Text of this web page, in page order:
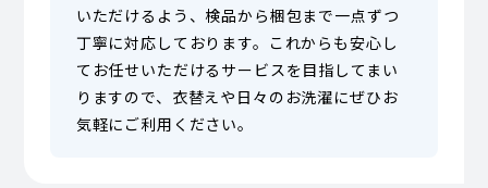
いただけるよう、検品から梱包まで一点ずつ
丁寧に対応しております。これからも安心し
てお任せいただけるサービスを目指してまい
りますので、衣替えや日々のお洗濯にぜひお
気軽にご利用ください。